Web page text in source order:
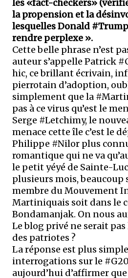
les «fact-checkers»
la propension et la
lesquelles Donald
rendre perplexe ».
Cette belle phrase n’est
auteur s’appelle Patrick
hic, ce brillant écrivain,
pierrotain d’adoption,
simplement que la
pas à ce virus qu’est le
Serge #Letchimy, le
menace cette île c’est le
Philippe #Nilor plus
romantique qui ne va
le petit yéyé de Sainte-
plusieurs mois, beaucoup
membre du Mouvement
Martiniquais soit dans le
Bondamanjak. On nous
Le blog privé ne serait pas
des patriotes ?
La réponse est plus
interrogations sur le
aujourd’hui d’affirmer